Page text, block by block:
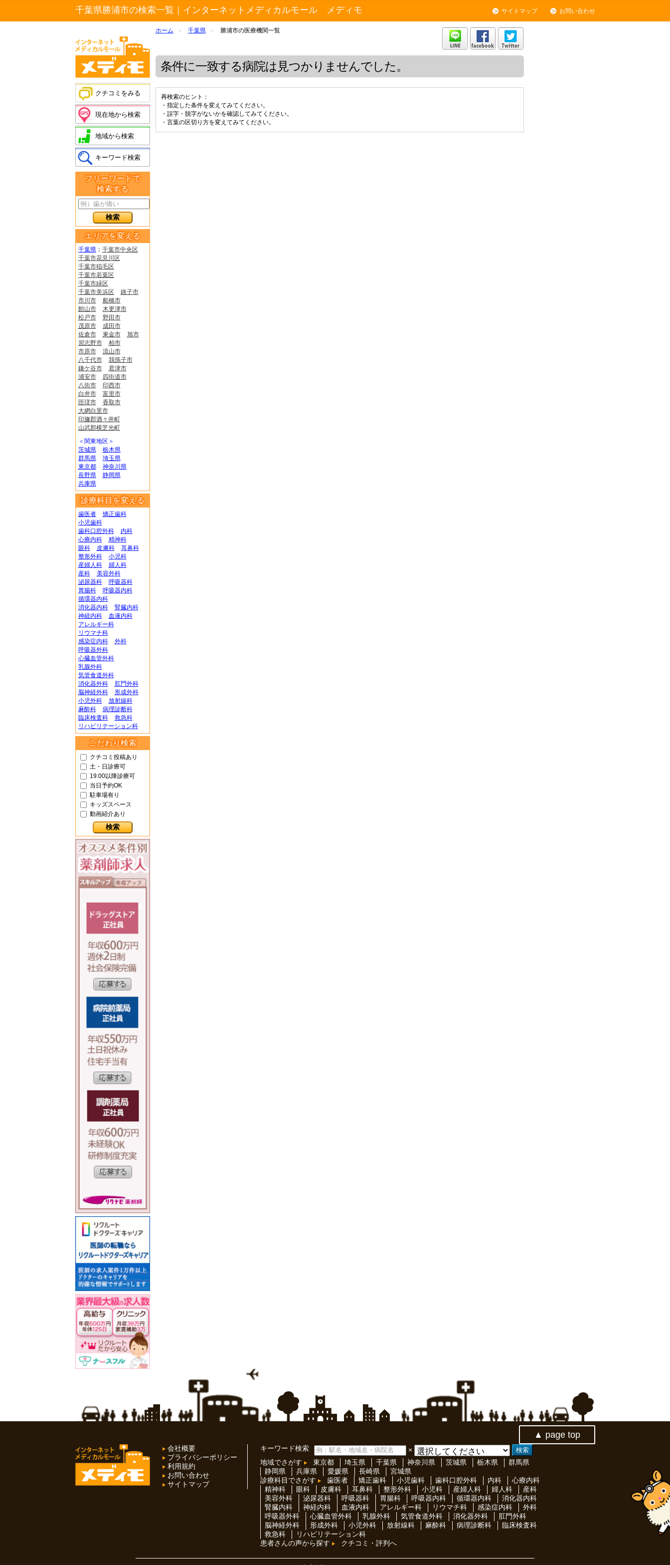
千葉県勝浦市の検索一覧｜インターネットメディカルモール メディモ サイトマップ お問い合わせ
クチコミをみる
現在地から検索
地域から検索
キーワード検索
フリーワードで
検索する
エリアを変える
千葉県： 千葉市中央区
千葉市花見川区
千葉市稲毛区
千葉市若葉区
千葉市緑区
千葉市美浜区
銚子市
市川市
船橋市
館山市
木更津市
松戸市
野田市
茂原市
成田市
佐倉市
東金市
旭市
習志野市
柏市
市原市
流山市
八千代市
我孫子市
鎌ケ谷市
君津市
浦安市
四街道市
八街市
印西市
白井市
富里市
匝瑳市
香取市
大網白里市
印旛郡酒々井町
山武郡横芝光町
＜関東地区＞
茨城県
栃木県
群馬県
埼玉県
東京都
神奈川県
長野県
静岡県
兵庫県
診療科目を変える
歯医者
矯正歯科
小児歯科
歯科口腔外科
内科
心療内科
精神科
眼科
皮膚科
耳鼻科
整形外科
小児科
産婦人科
婦人科
産科
美容外科
泌尿器科
呼吸器科
胃腸科
呼吸器内科
循環器内科
消化器内科
腎臓内科
神経内科
血液内科
アレルギー科
リウマチ科
感染症内科
外科
呼吸器外科
心臓血管外科
乳腺外科
気管食道外科
消化器外科
肛門外科
脳神経外科
形成外科
小児外科
放射線科
麻酔科
病理診断科
臨床検査科
救急科
リハビリテーション科
こだわり検索
クチコミ投稿あり
土・日診療可
19:00以降診療可
当日予約OK
駐車場有り
キッズスペース
動画紹介あり
ホーム > 千葉県 > 勝浦市の医療機関一覧
条件に一致する病院は見つかりませんでした。
再検索のヒント：
・指定した条件を変えてみてください。
・誤字・脱字がないかを確認してみてください。
・言葉の区切り方を変えてみてください。
▲ page top
会社概要
プライバシーポリシー
利用規約
お問い合わせ
サイトマップ
キーワード検索
×
地域でさがす
東京都 埼玉県 千葉県 神奈川県 茨城県 栃木県
群馬県
静岡県
兵庫県 愛媛県 長崎県
宮城県
診療科目でさがす
歯医者 矯正歯科 小児歯科 歯科口腔外科 内科
心療内科
精神科
眼科 皮膚科 耳鼻科 整形外科 小児科 産婦人科 婦人科
産科
美容外科
泌尿器科 呼吸器科 胃腸科 呼吸器内科 循環器内科
消化器内科
腎臓内科
神経内科 血液内科 アレルギー科 リウマチ科 感染症内科
外科
呼吸器外科
心臓血管外科 乳腺外科 気管食道外科 消化器外科
肛門外科
脳神経外科
形成外科 小児外科 放射線科 麻酔科 病理診断科
臨床検査科
救急科
リハビリテーション科
患者さんの声から探す
クチコミ・評判へ